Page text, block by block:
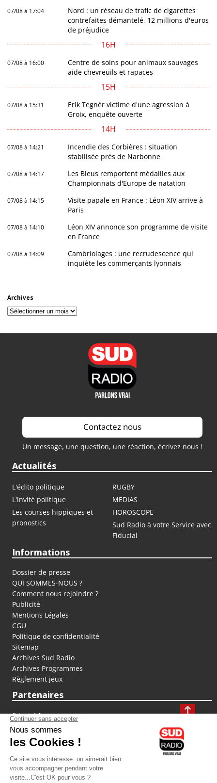
07/08 à 17:04
Nord : un réseau de trafic de cigarettes
contrefaites démantelé, 12 millions d'euros
de préjudice
16H
07/08 à 16:00
Centre de soins pour animaux sauvages
aide chevreuils et rapaces
15H
07/08 à 15:31
Erik Tegnér victime d'une agression à
Groix, enquête ouverte
14H
07/08 à 14:21
Incendie des Corbières : situation
stabilisée près de Narbonne
07/08 à 14:17
Les Bleus remportent médailles aux
Championnats d'Europe de natation
07/08 à 14:15
Visite papale en France : Léon XIV arrive à
Paris
07/08 à 14:10
Léon XIV annonce son programme de visite
en France
07/08 à 14:09
Cambriolages : une recrudescence qui
inquiète les commerçants lyonnais
Archives
Archives
Contactez nous
Un message, une question, une réaction, écrivez nous !
Actualités
L'édito politique
RUGBY
L'invité politique
MEDIAS
Les courses hippiques et
pronostics
HOROSCOPE
Sud Radio à votre Service avec
Fiducial
Informations
Dossier de presse
QUI SOMMES-NOUS ?
Comment nous rejoindre ?
Publicité
Mentions Légales
CGU
Politique de confidentialité
Sitemap
Archives Sud Radio
Archives Programmes
Règlement jeux
Partenaires
fiducial.fr
lyoncapitale.fr
olympique-et-lyonnais.com
L'application Iphone / Android